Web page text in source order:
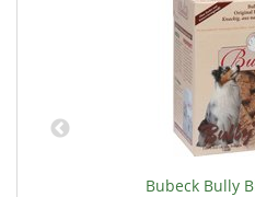
Bubeck Bully